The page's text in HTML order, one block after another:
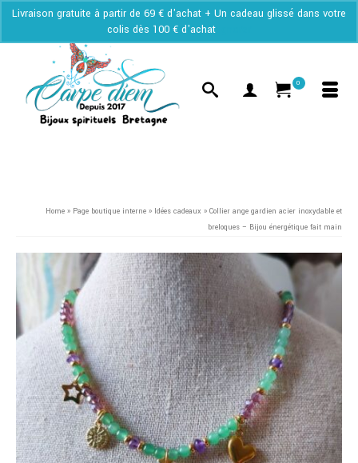
Livraison gratuite à partir de 69 € d'achat + Un cadeau glissé dans votre
colis dès 100 € d'achat
0
Home » Page boutique interne » Idées cadeaux » Collier ange gardien acier inoxydable et
breloques – Bijou énergétique fait main